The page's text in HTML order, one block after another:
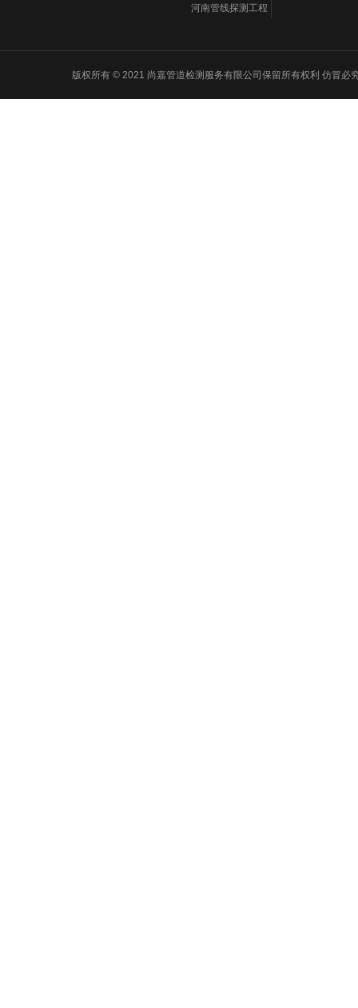
河南管线探测工程
版权所有 © 2021 尚嘉管道检测服务有限公司保留所有权利 仿冒